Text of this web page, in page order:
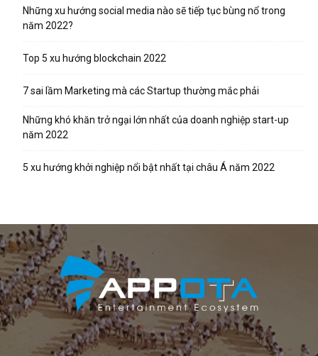
Những xu hướng social media nào sẽ tiếp tục bùng nổ trong
năm 2022?
Top 5 xu hướng blockchain 2022
7 sai lầm Marketing mà các Startup thường mắc phải
Những khó khăn trở ngại lớn nhất của doanh nghiệp start-up
năm 2022
5 xu hướng khởi nghiệp nổi bật nhất tại châu Á năm 2022